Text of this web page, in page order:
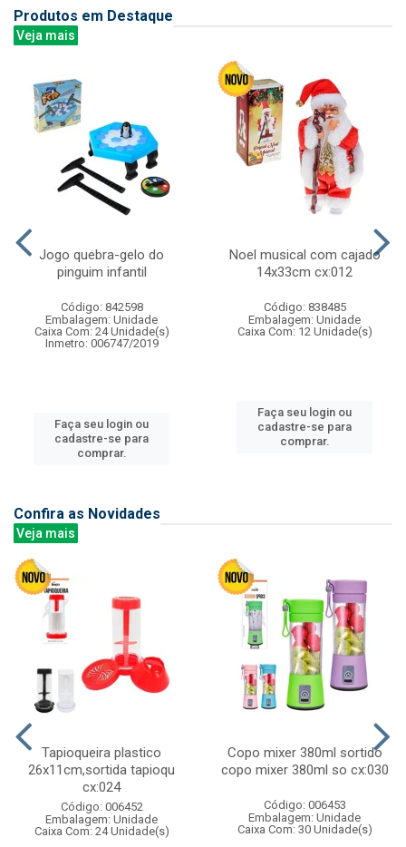
Produtos em Destaque
Veja mais
Jogo quebra-gelo do
pinguim infantil
Código: 842598
Embalagem: Unidade
Caixa Com: 24 Unidade(s)
Inmetro: 006747/2019
Faça seu login ou
cadastre-se para
comprar.
Noel musical com cajado
14x33cm cx:012
Código: 838485
Embalagem: Unidade
Caixa Com: 12 Unidade(s)
Faça seu login ou
cadastre-se para
comprar.
Confira as Novidades
Veja mais
Tapioqueira plastico
26x11cm,sortida tapioqu
cx:024
Código: 006452
Embalagem: Unidade
Caixa Com: 24 Unidade(s)
Copo mixer 380ml sortido
copo mixer 380ml so cx:030
Código: 006453
Embalagem: Unidade
Caixa Com: 30 Unidade(s)